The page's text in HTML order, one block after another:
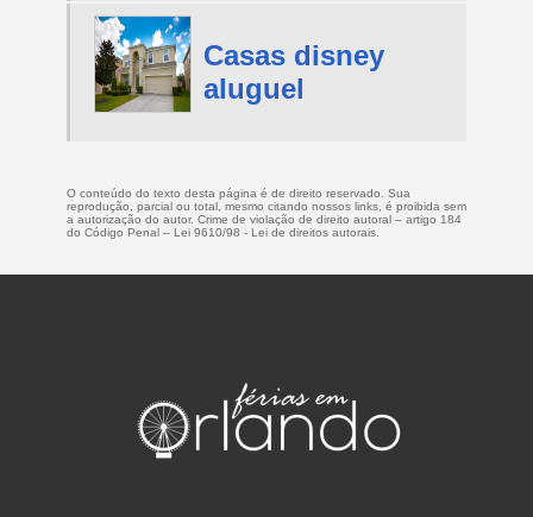
Casas disney
aluguel
O conteúdo do texto desta página é de direito reservado. Sua
reprodução, parcial ou total, mesmo citando nossos links, é proibida sem
a autorização do autor. Crime de violação de direito autoral – artigo 184
do Código Penal – Lei 9610/98 - Lei de direitos autorais